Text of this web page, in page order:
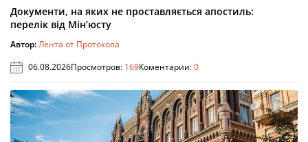
Документи, на яких не проставляється апостиль:
перелік від Мін’юсту
Автор:Лента от Протокола
06.08.2026Просмотров: 169Коментарии:0